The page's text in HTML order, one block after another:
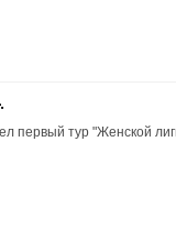
первый тур "Женской